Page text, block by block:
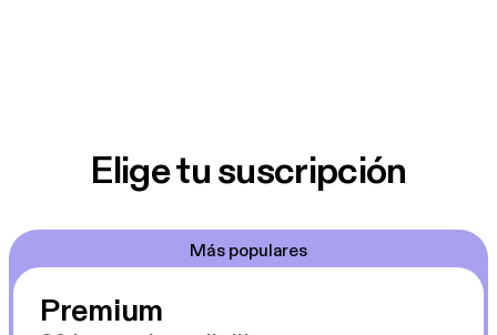
Elige tu suscripción
Más populares
Premium